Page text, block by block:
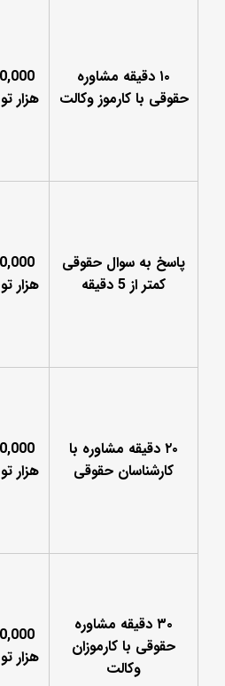
۱۰ دقیقه مشاوره
حقوقی با کارموز وکالت
هزار
پاسخ به سوال حقوقی
کمتر از 5 دقیقه
هزار
۲۰ دقیقه مشاوره با
کارشناسان حقوقی
هزار
۳۰ دقیقه مشاوره
حقوقی با کارموزان
وکالت
هزار